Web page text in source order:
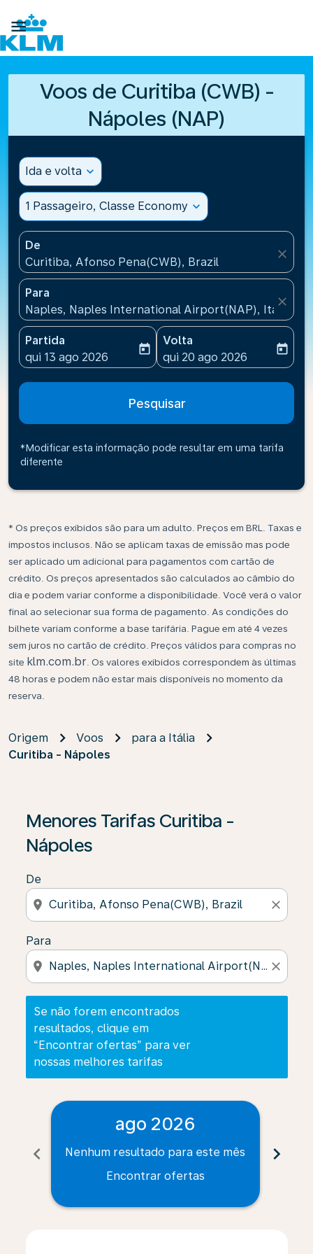

Voos de Curitiba (CWB) -
Nápoles (NAP)
Ida e volta expand_more
1 Passageiro, Classe Economy expand_more
De
Curitiba, Afonso Pena(CWB), Brazil
close
Para
Naples, Naples International Airport(NAP), Italy
close
Partida
fc-booking-departure-date-aria-label
qui 13 ago 2026
today
Volta
fc-booking-return-date-
qui 20 ago 2026
today
Pesquisar
*Modificar esta informação pode resultar em uma tarifa
diferente
* Os preços exibidos são para um adulto. Preços em BRL. Taxas e
impostos inclusos. Não se aplicam taxas de emissão mas pode
ser aplicado um adicional para pagamentos com cartão de
crédito. Os preços apresentados são calculados ao câmbio do
dia e podem variar conforme a disponibilidade. Você verá o valor
final ao selecionar sua forma de pagamento. As condições do
bilhete variam conforme a base tarifária. Pague em até 4 vezes
sem juros no cartão de crédito. Preços válidos para compras no
site klm.com.br . Os valores exibidos correspondem às últimas
48 horas e podem não estar mais disponíveis no momento da
reserva.
Origem Voos
para a Itália
Curitiba - Nápoles
Menores Tarifas Curitiba -
Nápoles
De
location_on close
Para
location_on close
Se não forem encontrados
resultados, clique em
“Encontrar ofertas” para ver
nossas melhores tarifas
Se não forem encontrados resultados, clique em
chevron_left
ago 2026
Nenhum resultado para este mês
Encontrar ofertas
chevron_right